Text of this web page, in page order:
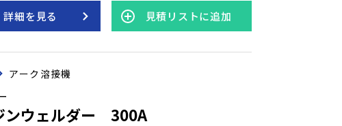
が際立っています。最大200Aで２人同時に溶接が可
、オイルパンも付属！ デンヨーのエンジン溶接機
で環境に優しく、高い溶接能力を提供します。
詳細を見る 見積リストに追加
アーク溶接機
ンウェルダー 300A